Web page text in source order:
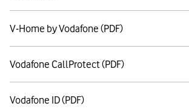
V-Home by Vodafone (PDF)
Vodafone CallProtect (PDF)
Vodafone ID (PDF)